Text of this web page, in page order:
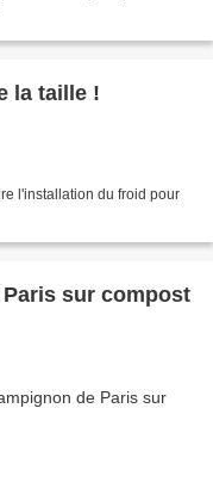
la taille !
l'installation du froid pour
sur compost